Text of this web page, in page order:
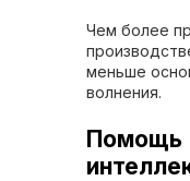
Чем более
меньше
волнения.
Помощь